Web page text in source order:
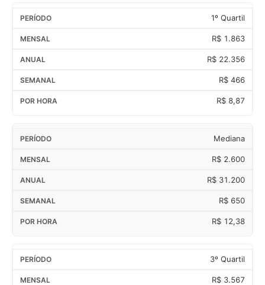
1º Quartil
R$ 1.863
R$ 22.356
R$ 466
R$ 8,87
Mediana
R$ 2.600
R$ 31.200
R$ 650
R$ 12,38
3º Quartil
R$ 3.567